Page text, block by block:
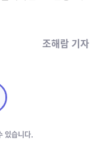
조해람 기자
있습니다.